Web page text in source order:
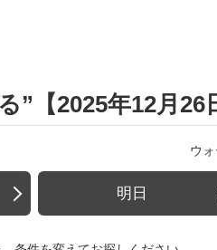
”【2025年12月26
ウ
明日